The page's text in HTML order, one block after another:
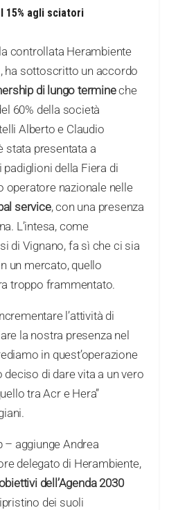
15% agli sciatori
controllata Herambiente
ha sottoscritto un accordo
di lungo termineche
60% della società
Alberto e Claudio
stata presentata a
della Fiera di
operatore nazionale nelle
service, con una presenza
L’intesa, come
di Vignano, fa sì che ci sia
un mercato, quello
troppo frammentato.
l’attività di
la nostra presenza nel
in quest’operazione
di dare vita a un vero
tra Acr e Hera”
– aggiunge Andrea
delegato di Herambiente,
dell’Agenda 2030
dei suoli